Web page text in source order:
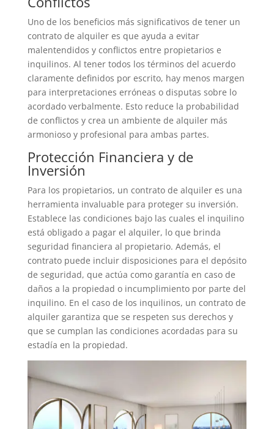
Uno de los beneficios más significativos de tener un
contrato de alquiler es que ayuda a evitar
malentendidos y conflictos entre propietarios e
inquilinos. Al tener todos los términos del acuerdo
claramente definidos por escrito, hay menos margen
para interpretaciones erróneas o disputas sobre lo
acordado verbalmente. Esto reduce la probabilidad
de conflictos y crea un ambiente de alquiler más
armonioso y profesional para ambas partes.
Protección Financiera y de
Inversión
Para los propietarios, un contrato de alquiler es una
herramienta invaluable para proteger su inversión.
Establece las condiciones bajo las cuales el inquilino
está obligado a pagar el alquiler, lo que brinda
seguridad financiera al propietario. Además, el
contrato puede incluir disposiciones para el depósito
de seguridad, que actúa como garantía en caso de
daños a la propiedad o incumplimiento por parte del
inquilino. En el caso de los inquilinos, un contrato de
alquiler garantiza que se respeten sus derechos y
que se cumplan las condiciones acordadas para su
estadía en la propiedad.